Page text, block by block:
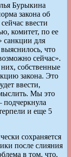
Бурыкина
закона об
ввести
комитет, по ее
санкции для
что
сейчас».
собственные
закона. Это
ввести,
Мы это
подчеркнула
и еще 5
сохраняется
после слияния
в том, что,